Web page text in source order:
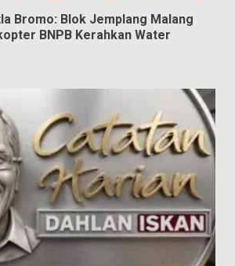
Bromo: Blok Jemplang Malang
BNPB Kerahkan Water